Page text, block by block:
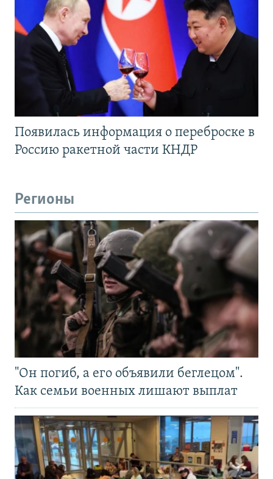
Появилась информация о переброске в
Россию ракетной части КНДР
Регионы
"Он погиб, а его объявили беглецом".
Как семьи военных лишают выплат